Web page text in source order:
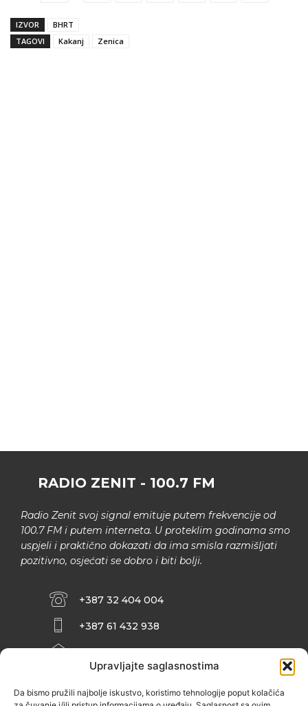
Upravljajte saglasnostima
Da bismo pružili najbolje iskustvo, koristimo tehnologije poput kolačića
IZVOR
BHRT
TAGOVI
Kakanj Zenica
RADIO ZENIT - 100.7 FM
Radio Zenit svoj signal emituje putem frekvencije od
100.7 FM i putem interneta. U proteklim godinama smo
uspjeli i praktično dokazati da ima smisla razmišljati
pozitivno, osjećati se dobro i biti bolji.
+387 32 404 004
+387 61 432 938
INFO@ZENIT.BA
ZENIČANKA, 3. SPRAT), 72000 ZENICA